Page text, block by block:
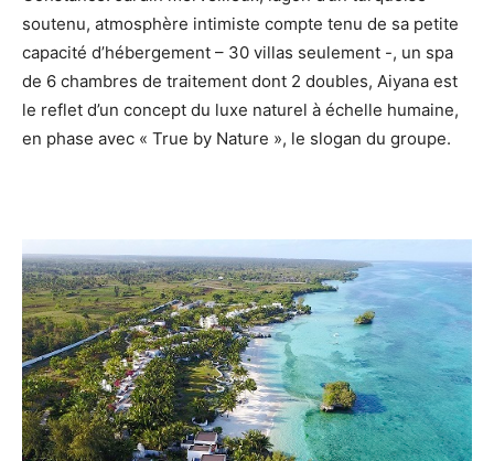
soutenu, atmosphère intimiste compte tenu de sa petite
capacité d’hébergement – 30 villas seulement -, un spa
de 6 chambres de traitement dont 2 doubles, Aiyana est
le reflet d’un concept du luxe naturel à échelle humaine,
en phase avec « True by Nature », le slogan du groupe.